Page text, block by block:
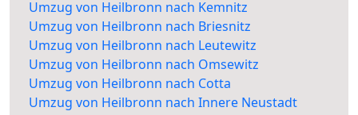
Umzug von Heilbronn nach Kemnitz
Umzug von Heilbronn nach Briesnitz
Umzug von Heilbronn nach Leutewitz
Umzug von Heilbronn nach Omsewitz
Umzug von Heilbronn nach Cotta
Umzug von Heilbronn nach Innere Neustadt